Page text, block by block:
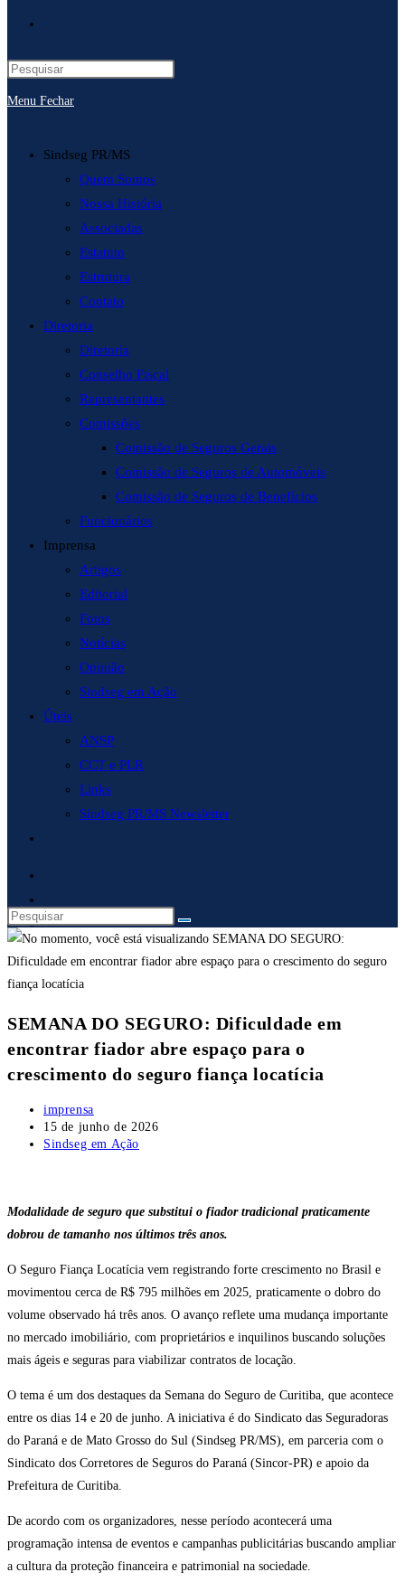
pesquisa
do
site
Menu Fechar
Sindseg PR/MS
Quem Somos
Nossa História
Associadas
Estatuto
Estrutura
Contato
Diretoria
Diretoria
Conselho Fiscal
Representantes
Comissões
Comissão de Seguros Gerais
Comissão de Seguros de Automóveis
Comissão de Seguros de Benefícios
Funcionários
Imprensa
Artigos
Editorial
Fotos
Notícias
Opinião
Sindseg em Ação
Úteis
ANSP
CCT e PLR
Links
Sindseg PR/MS Newsletter
site
SEMANA DO SEGURO: Dificuldade em
encontrar fiador abre espaço para o
crescimento do seguro fiança locatícia
Autor
do
post:
imprensa
Post
publicado:
15 de junho de 2026
Categoria
Sindseg em Ação
Modalidade de seguro que substitui o fiador tradicional praticamente
dobrou de tamanho nos últimos três anos.
O Seguro Fiança Locatícia vem registrando forte crescimento no Brasil e
movimentou cerca de R$ 795 milhões em 2025, praticamente o dobro do
volume observado há três anos. O avanço reflete uma mudança importante
no mercado imobiliário, com proprietários e inquilinos buscando soluções
mais ágeis e seguras para viabilizar contratos de locação.
O tema é um dos destaques da Semana do Seguro de Curitiba, que acontece
entre os dias 14 e 20 de junho. A iniciativa é do Sindicato das Seguradoras
do Paraná e de Mato Grosso do Sul (Sindseg PR/MS), em parceria com o
Sindicato dos Corretores de Seguros do Paraná (Sincor-PR) e apoio da
Prefeitura de Curitiba.
De acordo com os organizadores, nesse período acontecerá uma
programação intensa de eventos e campanhas publicitárias buscando ampliar
a cultura da proteção financeira e patrimonial na sociedade.